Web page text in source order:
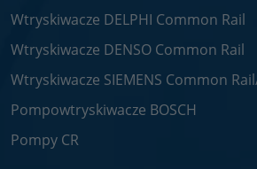
Wtryskiwacze DELPHI Common Rail
Wtryskiwacze DENSO Common Rail
Wtryskiwacze SIEMENS Common
Pompowtryskiwacze BOSCH
Pompy CR